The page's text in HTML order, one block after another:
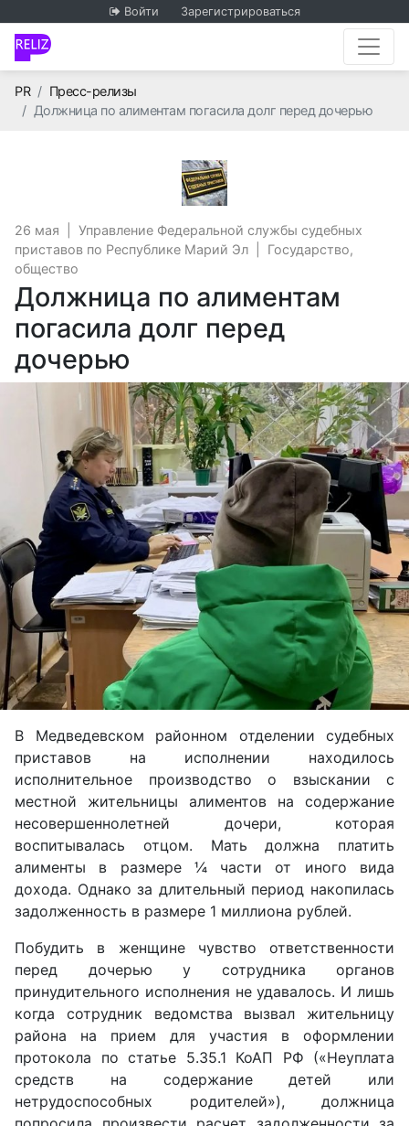
Войти Зарегистрироваться
PRГлавная
Пресс-релизы
Должница по алиментам погасила долг перед дочерью
Управление
26 мая
Управление Федеральной службы судебных
приставов по Республике Марий Эл
Государство,
общество
Должница по алиментам
погасила долг перед
дочерью
В Медведевском районном отделении судебных
приставов на исполнении находилось
исполнительное производство о взыскании с
местной жительницы алиментов на содержание
несовершеннолетней дочери, которая
воспитывалась отцом. Мать должна платить
алименты в размере ¼ части от иного вида
дохода. Однако за длительный период накопилась
задолженность в размере 1 миллиона рублей.
Побудить в женщине чувство ответственности
перед дочерью у сотрудника органов
принудительного исполнения не удавалось. И лишь
когда сотрудник ведомства вызвал жительницу
района на прием для участия в оформлении
протокола по статье 5.35.1 КоАП РФ («Неуплата
средств на содержание детей или
нетрудоспособных родителей»), должница